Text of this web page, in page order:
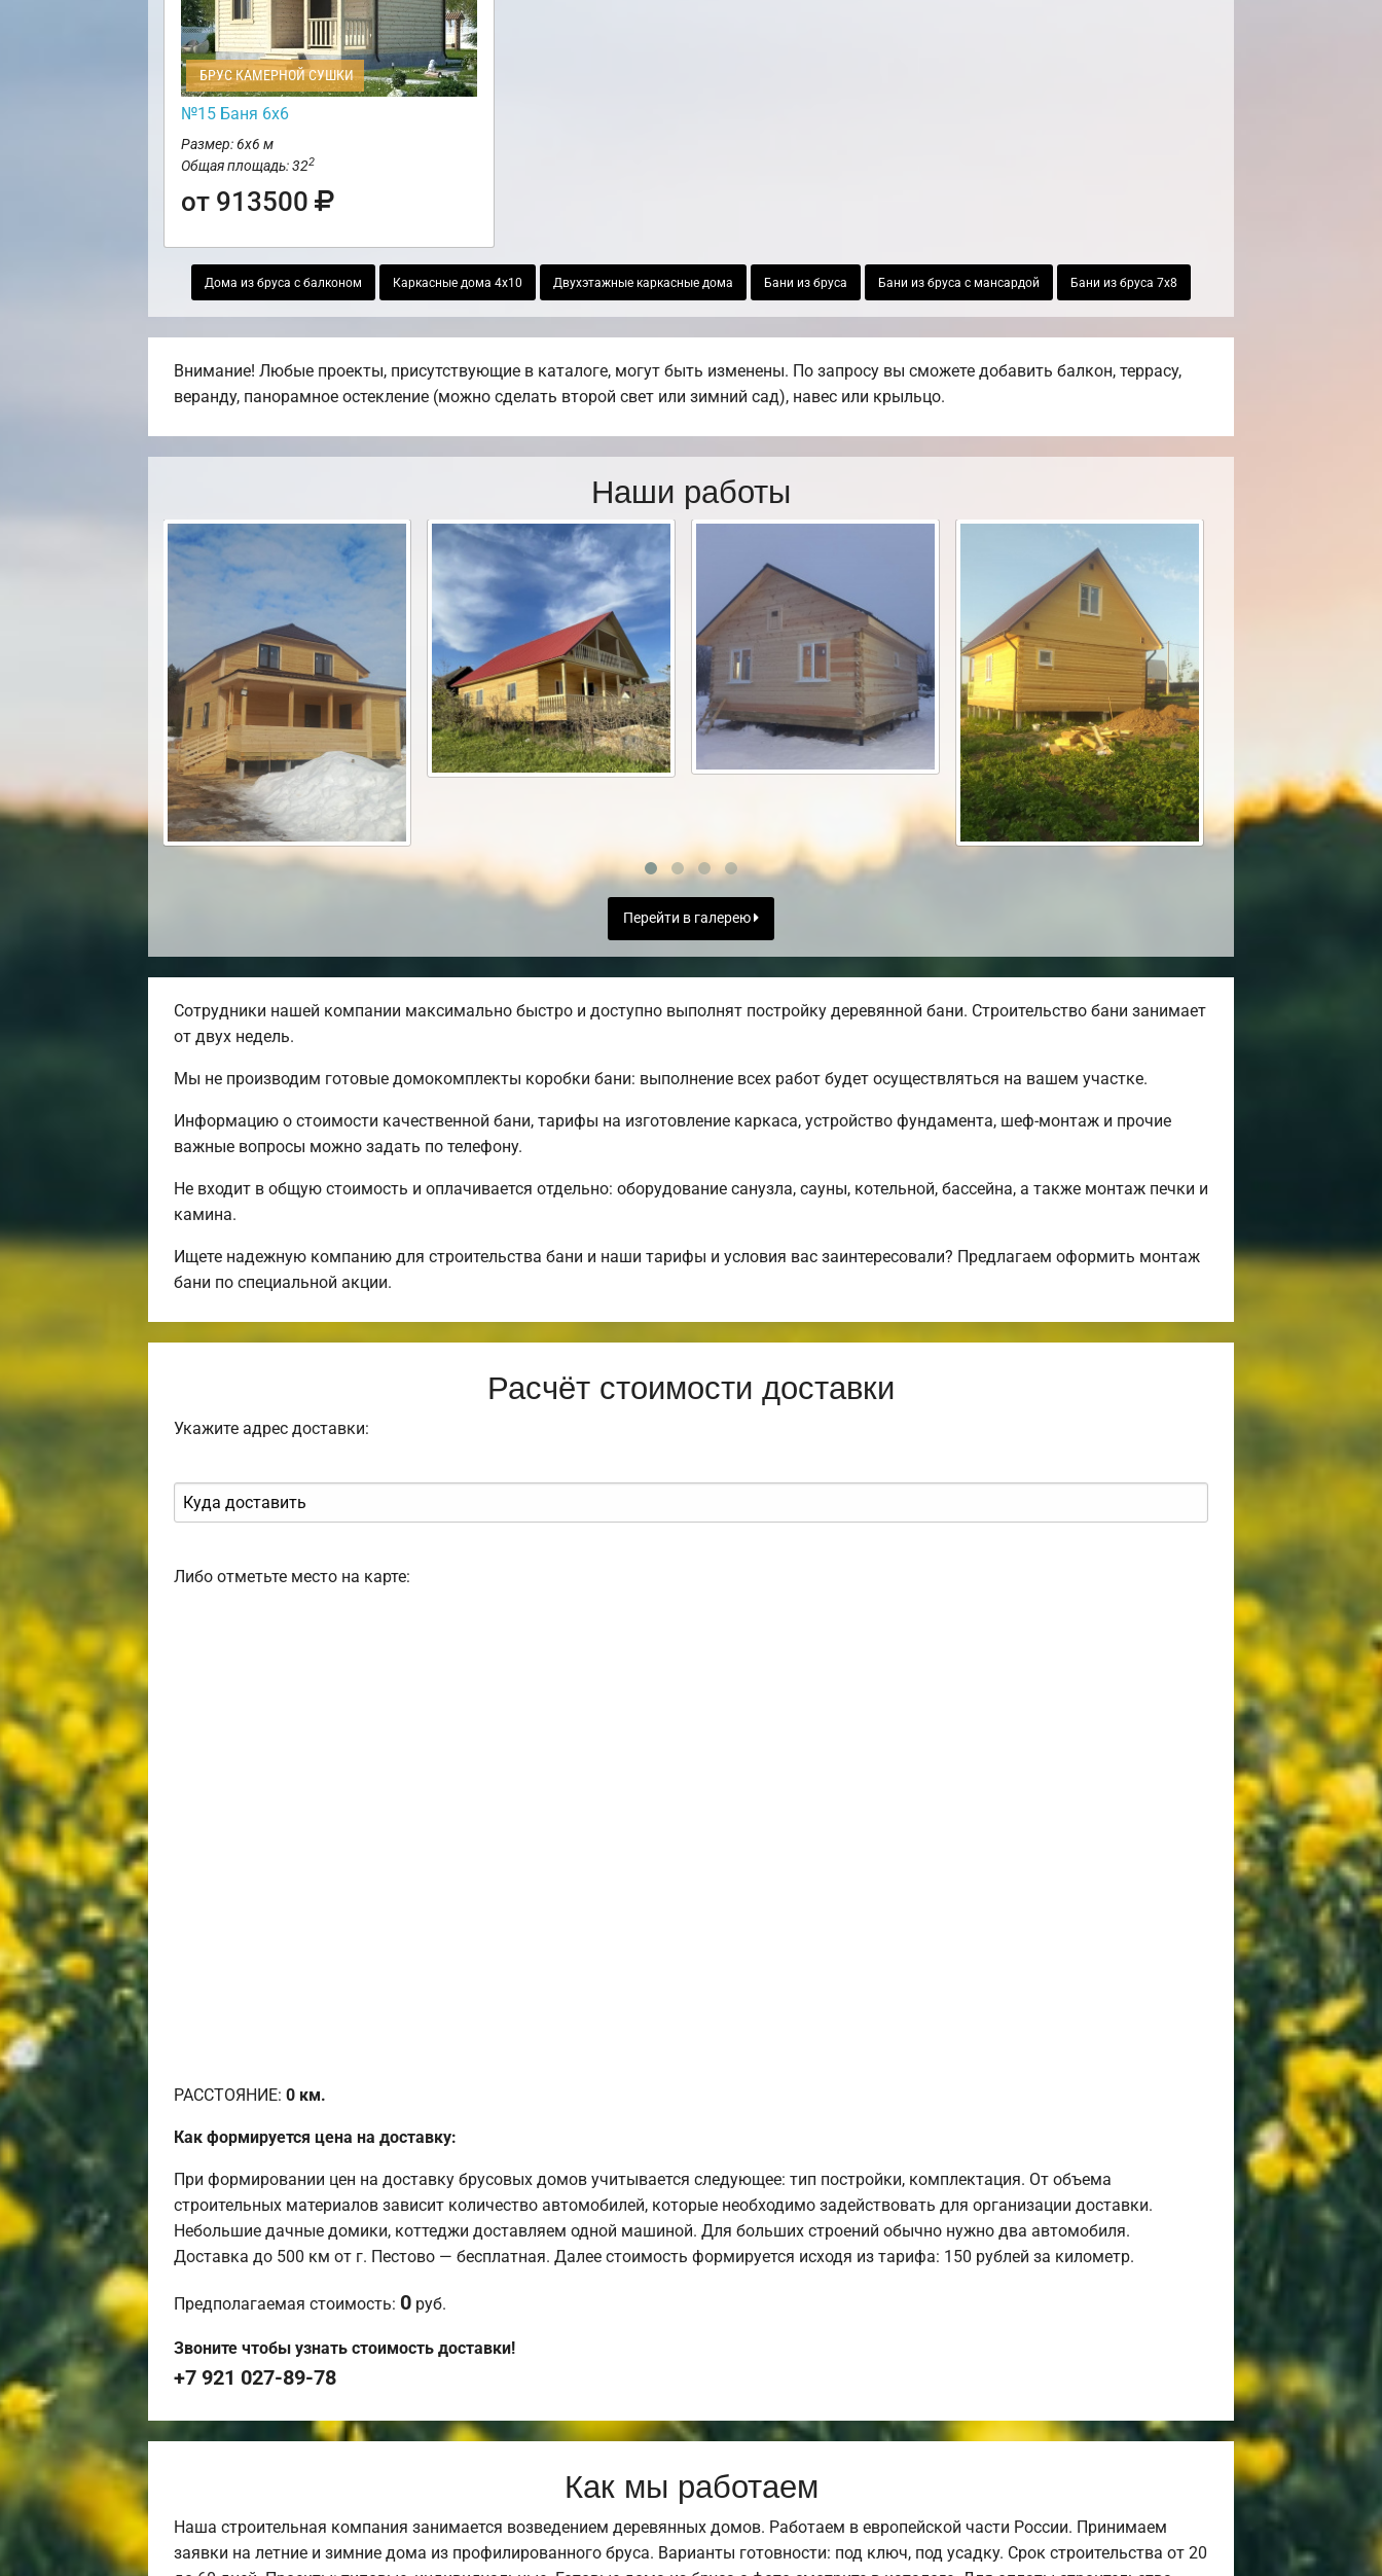
БРУС КАМЕРНОЙ СУШКИ
№15 Баня 6х6
Размер: 6х6 м
Общая площадь: 322
от 913500
Дома из бруса с балконом Каркасные дома 4х10 Двухэтажные каркасные дома Бани из бруса Бани из бруса с мансардой Бани из бруса 7х8
Внимание! Любые проекты, присутствующие в каталоге, могут быть изменены. По запросу вы сможете добавить балкон, террасу,
веранду, панорамное остекление (можно сделать второй свет или зимний сад), навес или крыльцо.
Наши работы
Перейти в галерею
Сотрудники нашей компании максимально быстро и доступно выполнят постройку деревянной бани. Строительство бани занимает
от двух недель.
Мы не производим готовые домокомплекты коробки бани: выполнение всех работ будет осуществляться на вашем участке.
Информацию о стоимости качественной бани, тарифы на изготовление каркаса, устройство фундамента, шеф-монтаж и прочие
важные вопросы можно задать по телефону.
Не входит в общую стоимость и оплачивается отдельно: оборудование санузла, сауны, котельной, бассейна, а также монтаж печки и
камина.
Ищете надежную компанию для строительства бани и наши тарифы и условия вас заинтересовали? Предлагаем оформить монтаж
бани по специальной акции.
Расчёт стоимости доставки
Укажите адрес доставки:
Либо отметьте место на карте:
РАССТОЯНИЕ: 0 км.
Как формируется цена на доставку:
При формировании цен на доставку брусовых домов учитывается следующее: тип постройки, комплектация. От объема
строительных материалов зависит количество автомобилей, которые необходимо задействовать для организации доставки.
Небольшие дачные домики, коттеджи доставляем одной машиной. Для больших строений обычно нужно два автомобиля.
Доставка до 500 км от г. Пестово — бесплатная. Далее стоимость формируется исходя из тарифа: 150 рублей за километр.
Предполагаемая стоимость: 0 руб.
Звоните чтобы узнать стоимость доставки!
+7 921 027-89-78
Как мы работаем
Наша строительная компания занимается возведением деревянных домов. Работаем в европейской части России. Принимаем
заявки на летние и зимние дома из профилированного бруса. Варианты готовности: под ключ, под усадку. Срок строительства от 20